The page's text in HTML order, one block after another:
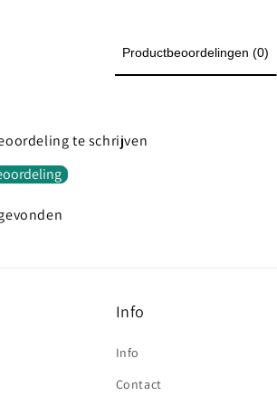
Productbeoordelingen (0)
te schrijven
Info
Info
Contact